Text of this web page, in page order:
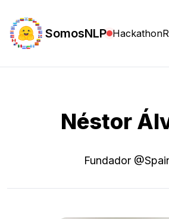
SomosNLP Hackathon
Néstor
Fundador